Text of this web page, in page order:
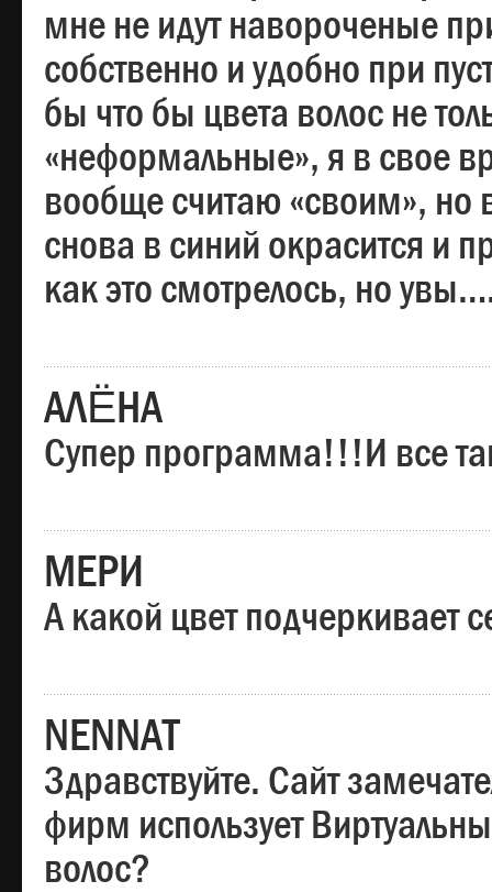
мне не идут навороченые
собственно и удобно при
бы что бы цвета волос не
«неформальные», я в свое
вообще считаю «своим», но
снова в синий окрасится и
как это смотрелось, но
АЛЁНА
Супер программа!!!И все
МЕРИ
А какой цвет подчеркивает
NENNAT
Здравствуйте. Сайт
фирм использует
волос?